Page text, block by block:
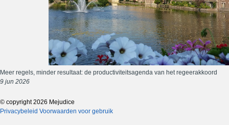
Meer regels, minder resultaat: de productiviteitsagenda van het regeerakkoord
9 jun 2026
© copyright 2026 Mejudice
Privacybeleid Voorwaarden voor gebruik